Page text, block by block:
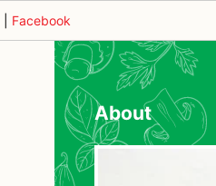
Facebook
About